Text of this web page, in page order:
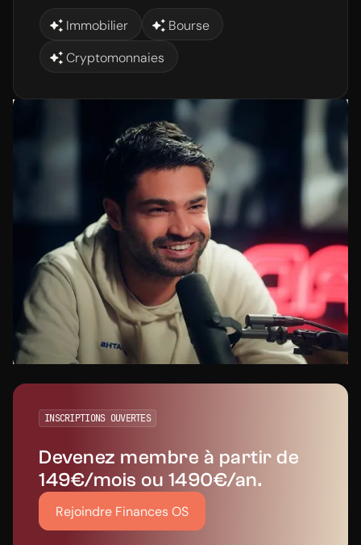
Immobilier
Bourse
Cryptomonnaies
INSCRIPTIONS OUVERTES
Devenez membre à partir de
149€/mois ou 1490€/an.
Rejoindre Finances OS